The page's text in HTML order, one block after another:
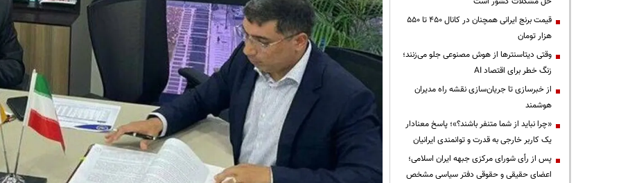
قیمت‌ برنج ایرانی همچنان در کانال ۴۵۰ تا ۵۵۰
هزار تومان
وقتی دیتاسنترها از هوش مصنوعی جلو می‌زنند؛
زنگ خطر برای اقتصاد AI
از خبرسازی تا جریان‌سازی نقشه راه مدیران
هوشمند
«چرا نباید از شما متنفر باشند؟»؛ پاسخ معنادار
یک کاربر خارجی به قدرت و توانمندی ایرانیان
پس از رأی شورای مرکزی جبهه ایران اسلامی؛
اعضای حقیقی و حقوقی دفتر سیاسی مشخص